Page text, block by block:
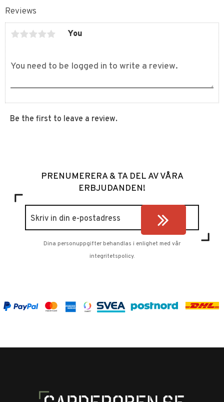
Reviews
You
Be the first to leave a review.
PRENUMERERA & TA DEL AV VÅRA
ERBJUDANDEN!
Dina personuppgifter behandlas i enlighet med vår
integritetspolicy.